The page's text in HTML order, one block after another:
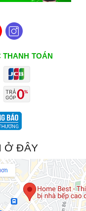
THANH TOÁN
Ở ĐÂY